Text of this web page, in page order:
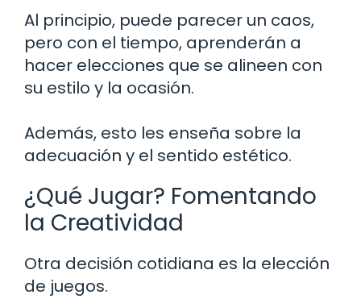
Al principio, puede parecer un caos,
pero con el tiempo, aprenderán a
hacer elecciones que se alineen con
su estilo y la ocasión.
Además, esto les enseña sobre la
adecuación y el sentido estético.
¿Qué Jugar? Fomentando
la Creatividad
Otra decisión cotidiana es la elección
de juegos.